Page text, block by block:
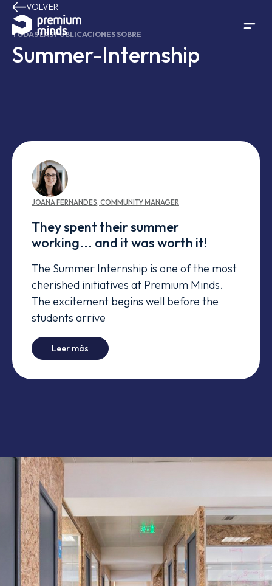
Saltar al contenido
VOLVER
TODAS LAS PUBLICACIONES SOBRE
Summer-Internship
JOANAFERNANDES, COMMUNITY MANAGER
They spent their summer
working... and it was worth it!
The Summer Internship is one of the most
cherished initiatives at Premium Minds.
The excitement begins well before the
students arrive
Leer más They spent their summer working... and it